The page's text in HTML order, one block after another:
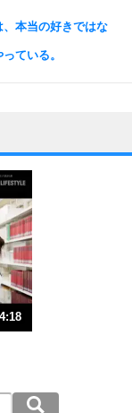
本当の好きではな
ている。
い。
、行動しないから。
さで表現する。
4:18